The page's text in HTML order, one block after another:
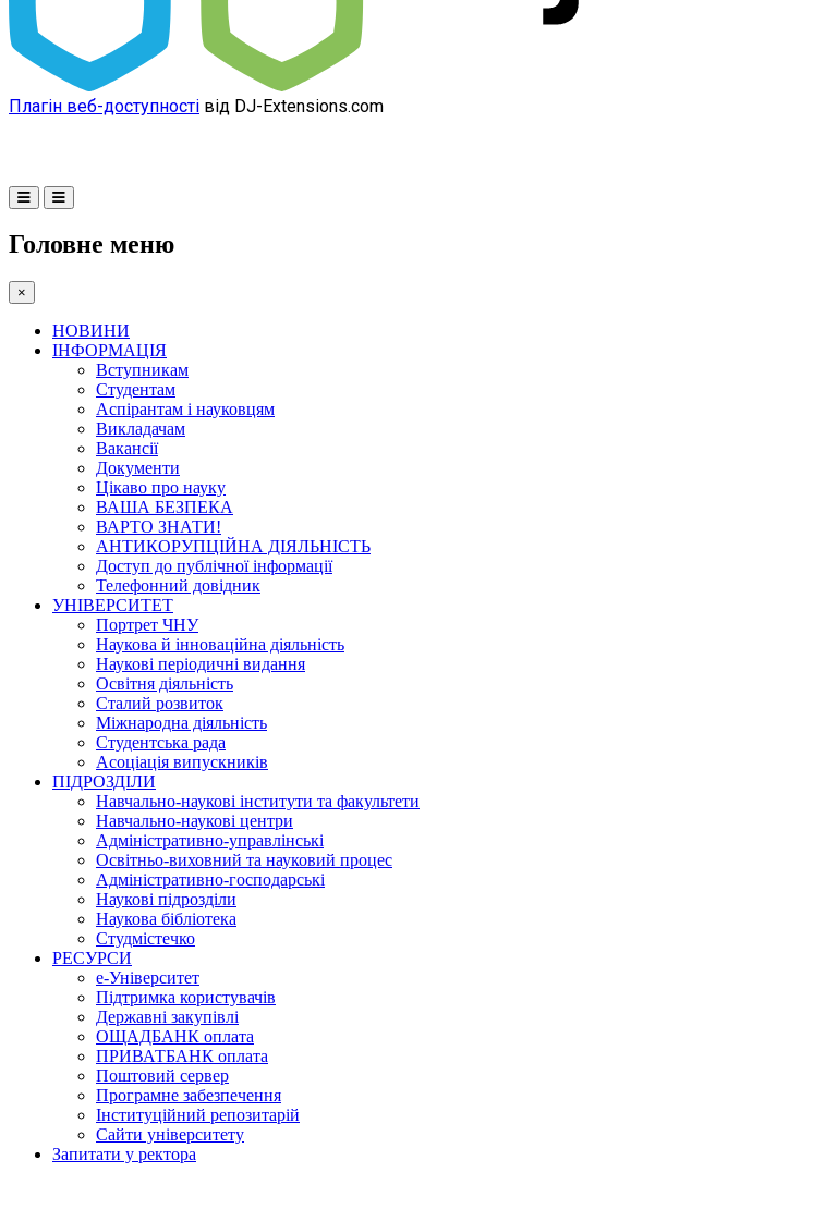
Плагін веб-доступності від DJ-Extensions.com
Головне меню
×
НОВИНИ
ІНФОРМАЦІЯ
Вступникам
Студентам
Аспірантам і науковцям
Викладачам
Вакансії
Документи
Цікаво про науку
ВАША БЕЗПЕКА
ВАРТО ЗНАТИ!
АНТИКОРУПЦІЙНА ДІЯЛЬНІСТЬ
Доступ до публічної інформації
Телефонний довідник
УНІВЕРСИТЕТ
Портрет ЧНУ
Наукова й інноваційна діяльність
Наукові періодичні видання
Освітня діяльність
Сталий розвиток
Міжнародна діяльність
Студентська рада
Асоціація випускників
ПІДРОЗДІЛИ
Навчально-наукові інститути та факультети
Навчально-наукові центри
Адміністративно-управлінські
Освітньо-виховний та науковий процес
Адміністративно-господарські
Наукові підрозділи
Наукова бібліотека
Студмістечко
РЕСУРСИ
е-Університет
Підтримка користувачів
Державні закупівлі
ОЩАДБАНК оплата
ПРИВАТБАНК оплата
Поштовий сервер
Програмне забезпечення
Інституційний репозитарій
Сайти університету
Запитати у ректора